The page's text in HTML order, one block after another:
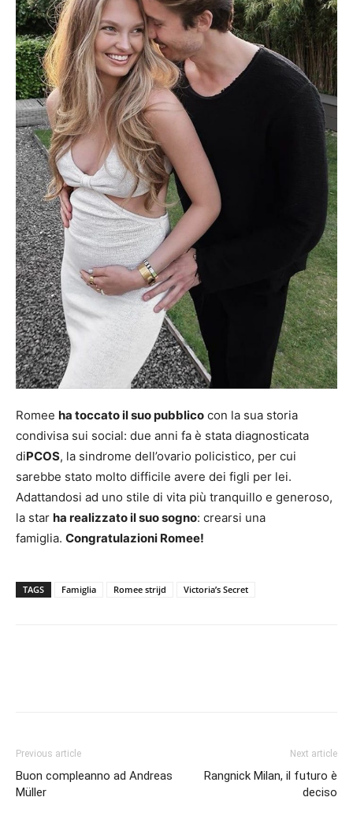
Romee ha toccato il suo pubblico con la sua storia
condivisa sui social: due anni fa è stata diagnosticata
diPCOS, la sindrome dell’ovario policistico, per cui
sarebbe stato molto difficile avere dei figli per lei.
Adattandosi ad uno stile di vita più tranquillo e generoso,
la star ha realizzato il suo sogno: crearsi una
famiglia. Congratulazioni Romee!
TAGS Famiglia Romee strijd Victoria’s Secret
Previous article
Buon compleanno ad Andreas
Müller
Next article
Rangnick Milan, il futuro è
deciso